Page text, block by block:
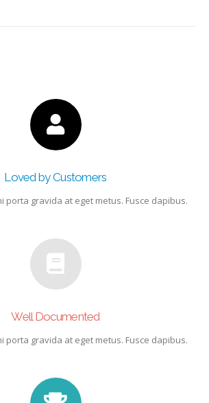
Loved by Customers
porta gravida at eget metus. Fusce dapibus.
Well Documented
porta gravida at eget metus. Fusce dapibus.